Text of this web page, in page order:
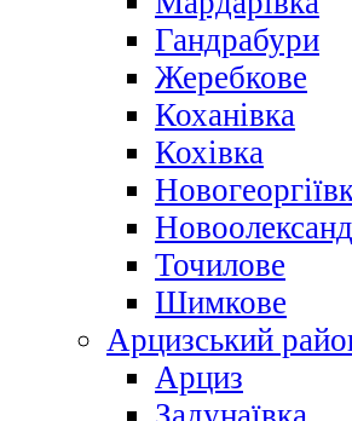
Гандрабури
Жеребкове
Коханівка
Кохівка
Точилове
Шимкове
Арцизський
Арциз